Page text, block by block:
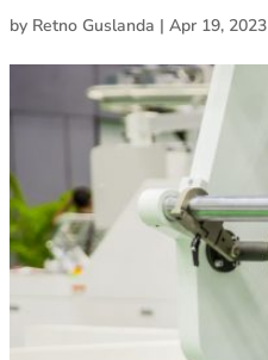
by Retno Guslanda |Apr 19, 2023